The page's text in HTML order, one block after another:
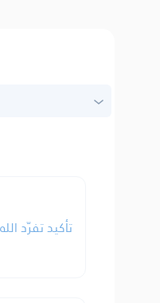
تأكيد تفرّد